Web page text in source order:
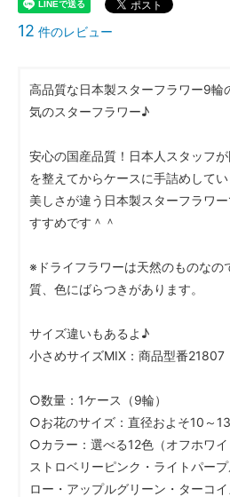
12 件のレビュー
高品質な日本製スターフラワー9輪
気のスターフラワー♪
安心の国産品質！日本人スタッフ
を整えてからケースに手詰めしてい
美しさが違う日本製スターフラワ
すすめです＾＾
※ドライフラワーは天然のものなの
質、色にばらつきがあります。
サイズ違いもあるよ♪
小さめサイズMIX：商品型番21807
○数量：1ケース（9輪）
○お花のサイズ：直径およそ10～
○カラー：選べる12色（オフホワイ
ストロベリーピンク・ライトパー
ロー・アップルグリーン・ターコ